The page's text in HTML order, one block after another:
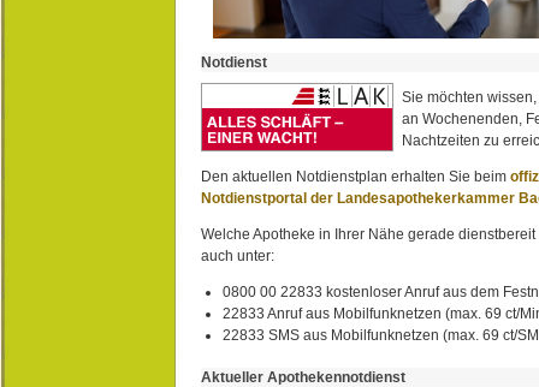
Notdienst
Sie möchten
an Wochenenden,
Nachtzeiten zu
Den aktuellen Notdienstplan erhalten Sie beim
Notdienstportal der Landesapothekerkammer
Welche Apotheke in Ihrer Nähe gerade
auch unter:
0800 00 22833 kostenloser Anruf aus dem
22833 Anruf aus Mobilfunknetzen (max. 69 ct/
22833 SMS aus Mobilfunknetzen (max. 69 ct/
Aktueller Apothekennotdienst